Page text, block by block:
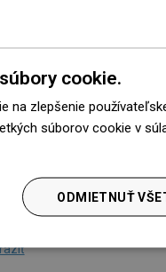
cookie.
na zlepšenie
súborov cookie v
ODMIETNUŤ